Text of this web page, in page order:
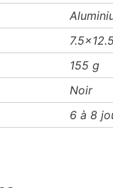
155 g
Noir
6 à 8